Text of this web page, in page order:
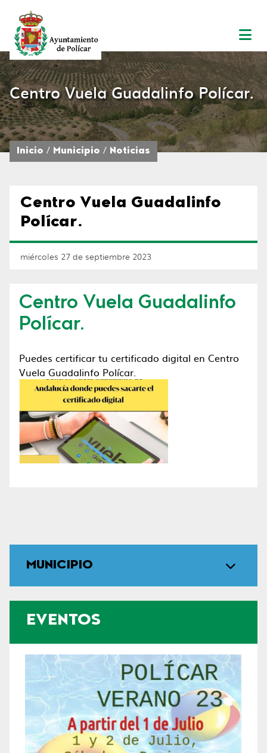
Centro Vuela Guadalinfo Polícar.
Inicio Municipio Noticias
MUNICIPIO
EVENTOS
Centro Vuela Guadalinfo
Polícar.
miércoles 27 de septiembre 2023
Centro Vuela Guadalinfo
Polícar.
Puedes certificar tu certificado digital en Centro
Vuela Guadalinfo Polícar.